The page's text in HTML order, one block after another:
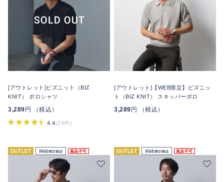
[アウトレット]ビズニット（BIZ
KNIT） ポロシャツ
3,289 円 （税込）
4.4(24件)
[アウトレット]【WEB限定】ビズニッ
ト（BIZ KNIT） スキッパーポロ
3,289 円 （税込）
返品不可 返品不可